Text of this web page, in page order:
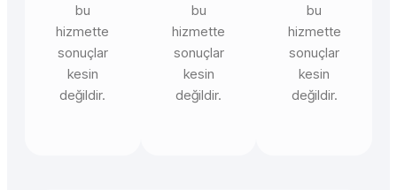
bu
hizmette
sonuçlar
kesin
değildir.
bu
hizmette
sonuçlar
kesin
değildir.
bu
hizmette
sonuçlar
kesin
değildir.